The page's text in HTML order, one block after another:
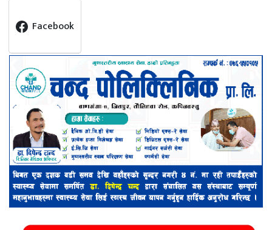
Facebook